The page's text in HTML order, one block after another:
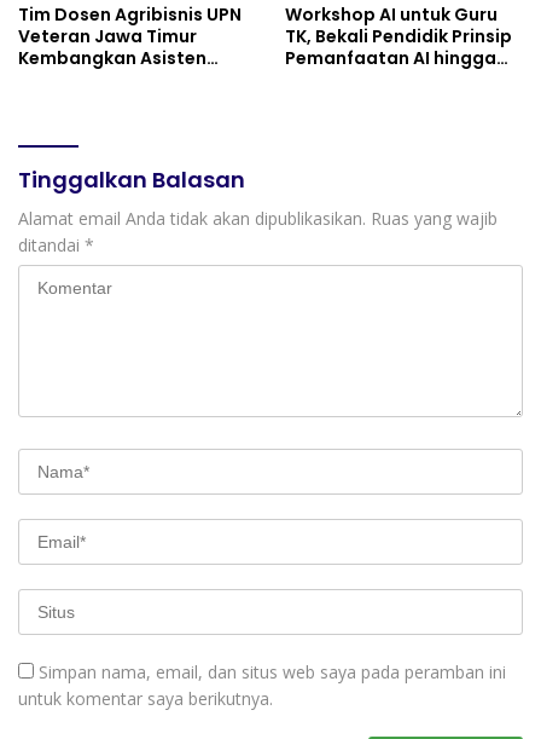
Tim Dosen Agribisnis UPN
Veteran Jawa Timur
Kembangkan Asisten
Workshop AI untuk Guru
TK, Bekali Pendidik Prinsip
Pemanfaatan AI hingga
Tinggalkan Balasan
Alamat email Anda tidak akan dipublikasikan. Ruas yang wajib
ditandai *
Simpan nama, email, dan situs web saya pada peramban ini
untuk komentar saya berikutnya.